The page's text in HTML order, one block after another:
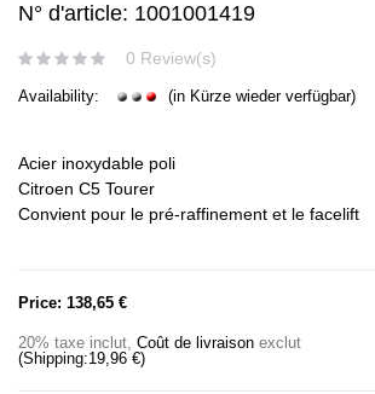
N° d'article: 1001001419
0 Review(s)
Availability: (in Kürze wieder verfügbar)
Acier inoxydable poli
Citroen C5 Tourer
Convient pour le pré-raffinement et le facelift
Price: 138,65 €
20% taxe inclut, Coût de livraison exclut
(Shipping:19,96 €)